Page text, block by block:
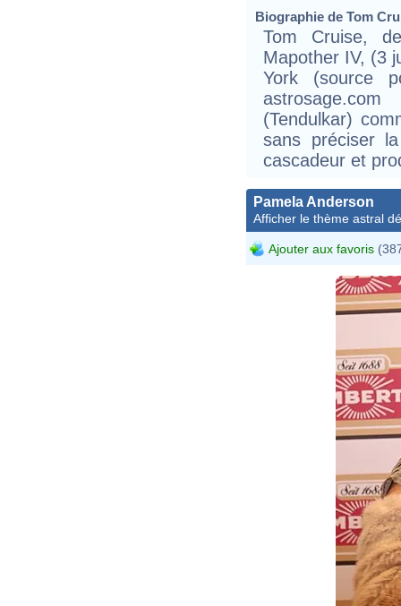
Biographie de Tom
Tom Cruise,
Mapother IV, (3
York (source
(Tendulkar)
sans préciser
cascadeur et
Pamela Anderson
Afficher le thème astral
Ajouter aux favoris